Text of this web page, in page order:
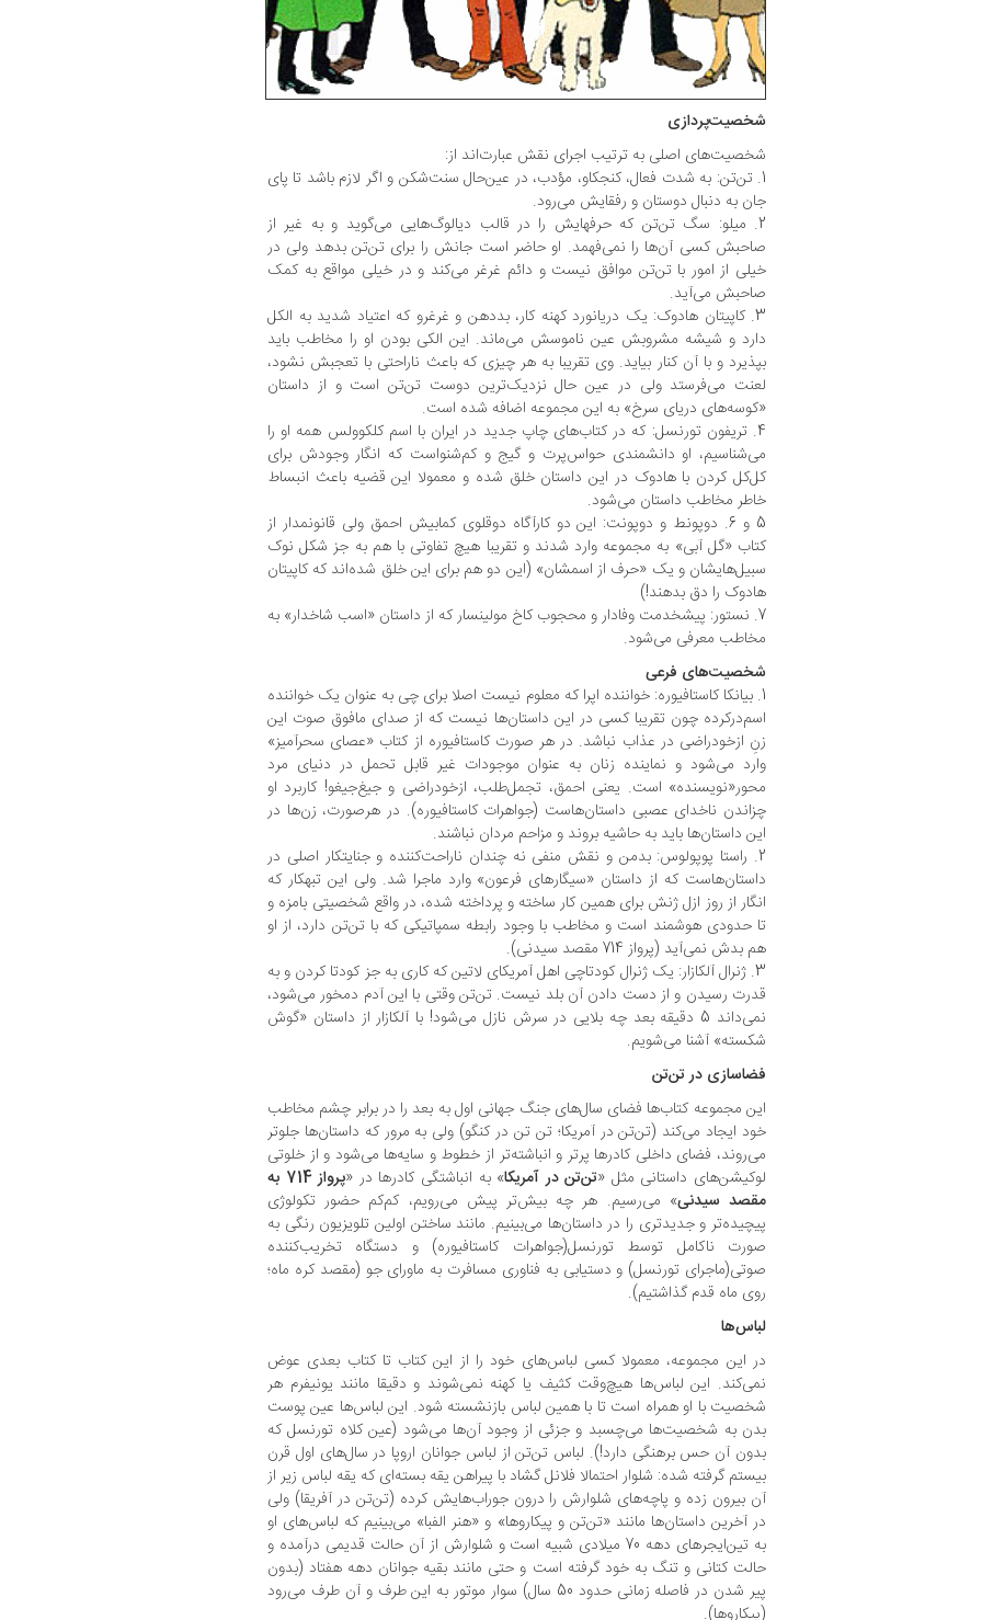
شخصیت‌پردازی
شخصیت‌های اصلی به ترتیب اجرای نقش‌ عبارت‌اند از:
1. تن‌تن: به شدت فعال، کنجکاو، مؤدب، در عین‌حال سنت‌شکن و اگر‌ لازم‌ باشد تا پای‌
جان‌ به‌ دنبال دوستان و رفقایش می‌رود.
2. میلو: سگ تن‌تن که حرفهایش را در قالب دیالوگ‌هایی می‌گوید و به غیر از
صاحبش کسی آن‌ها را نمی‌فهمد. او حاضر است جانش را برای تن‌تن بدهد‌ ولی‌ در
خیلی از امور با تن‌تن موافق نیست و دائم‌ غرغر می‌کند و در خیلی مواقع به کمک‌
صاحبش می‌آید.
3. کاپیتان هادوک: یک دریانورد کهنه کار، بددهن و غرغرو که اعتیاد شدید به‌ الکل‌
دارد و شیشه‌ مشروبش عین ناموسش می‌ماند. این الکی بودن او را مخاطب باید
بپذیرد و با آن کنار بیاید. وی‌ تقریبا به هر چیزی که‌ باعث ناراحتی با تعجبش نشود،
لعنت‌ می‌فرستد‌ ولی در عین حال نزدیک‌ترین دوست‌ تن‌تن است و از داستان
«کوسه‌های دریای‌ سرخ» به این مجموعه اضافه ‌‌شده‌ است.
4. تریفون تورنسل: که در کتاب‌های چاپ‌ جدید در ایران با اسم کلکوولس‌ همه‌ او‌ را
می‌شناسیم، او دانشمندی حواس‌پرت و گیج و کم‌شنواست که انگار وجودش برای‌
کل‌کل کردن با هادوک‌ در این داستان خلق‌ شده و معمولا این قضیه باعث انبساط
خاطر مخاطب داستان‌ می‌شود.
5 و 6. دوپونط و دوپونت: این‌ دو‌ کارآگاه‌ دوقلوی کمابیش احمق ولی قانونمدار از
کتاب «گل آبی» به مجموعه وارد شدند و تقریبا هیچ تفاوتی با هم به جز شکل نوک‌
سبیل‌هایشان و یک «حرف از اسمشان» (این دو هم‌ برای این خلق شده‌اند که کاپیتان‌
هادوک را دق بدهند!)
7. نستور: پیشخدمت وفادار و محجوب‌ کاخ مولینسار که از داستان «اسب شاخدار» به
مخاطب معرفی می‌شود.
شخصیت‌های فرعی
1. بیانکا کاستافیوره‌: خواننده‌ اپرا که‌ معلوم نیست اصلا برای چی به عنوان یک‌ خواننده
اسم‌درکرده چون تقریبا کسی در این داستان‌ها نیست که از صدای مافوق‌ صوت این
زنِ ازخودراضی در عذاب نباشد. در هر صورت‌ کاستافیوره‌ از کتاب «عصای‌ سحرآمیز»
وارد می‌شود و نماینده زنان به‌ عنوان موجودات غیر قابل تحمل در دنیای‌ مرد
محور«نویسنده» است. یعنی احمق، تجمل‌طلب، ‌ازخودراضی و جیغ‌جیغو! کاربرد او
چزاندن ناخدای‌ عصبی‌ داستان‌هاست (جواهرات کاستافیوره). در هرصورت، زن‌ها در
این داستان‌ها باید به‌ حاشیه بروند و مزاحم مردان نباشند.
2. راستا پوپولوس: بدمن و نقش منفی‌ نه چندان ناراحت‌کننده و جنایتکار اصلی در‌
داستان‌هاست‌ که از‌ داستان «سیگارهای‌ فرعون» وارد ماجرا‌ شد‌. ولی‌ این تبهکار که
انگار از روز ازل ژنش برای همین کار ساخته و پرداخته شده، در واقع شخصیتی‌ بامزه و
تا حدودی هوشمند‌ است‌ و مخاطب‌‌ با وجود رابطه سمپاتیکی که با تن‌تن دارد‌، از‌ او
هم بدش نمی‌آید (پرواز 714 مقصد سیدنی).
3. ژنرال آلکازار: یک ژنرال کودتاچی اهل‌‌ آمریکای‌ لاتین‌ که کاری به جز کودتا کردن‌ و به
قدرت رسیدن و از‌ دست دادن آن بلد نیست. تن‌تن وقتی با این آدم دمخور می‌شود،
نمی‌داند 5 دقیقه بعد چه بلایی‌ در‌ سرش‌ نازل می‌شود! با آلکازار از داستان‌ «گوش
شکسته» آشنا می‌شویم.
فضاسازی‌ در‌ تن‌تن
این مجموعه کتاب‌ها فضای سال‌های جنگ‌ جهانی اول به بعد را در برابر چشم مخاطب‌‌
خود‌ ایجاد‌ می‌کند (تن‌تن در آمریکا؛ تن تن در کنگو) ولی به مرور که داستان‌ها‌ جلوتر‌
می‌روند‌، فضای داخلی کادرها پرتر و انباشته‌تر از خطوط و سایه‌ها می‌شود و از خلوتی
لوکیشن‌های داستانی مثل‌‌ «تن‌تن‌ در‌ آمریکا» به انباشتگی کادرها در «
پرواز 714 به
مقصد سیدنی» می‌رسیم. هر چه بیش‌تر‌ پیش‌ می‌رویم، کم‌کم حضور تکولوژی
پیچیده‌تر و جدیدتری را در داستان‌ها می‌بینیم. مانند ساختن اولین‌‌ تلویزیون‌ رنگی‌ به
صورت ناکامل توسط تورنسل(جواهرات کاستافیوره) و دستگاه‌ تخریب‌کننده
صوتی(ماجرای تورنسل) و دستیابی به‌ فناوری‌ مسافرت به ماورای جو (مقصد کره ماه؛
روی ماه قدم گذاشتیم).
لباس‌ها
در‌ این‌ مجموعه‌، معمولا کسی لباس‌های خود را از این کتاب تا کتاب بعدی عوض
نمی‌کند. این لباس‌ها‌ هیچ‌وقت‌ کثیف یا کهنه نمی‌شوند و دقیقا مانند یونیفرم هر
شخصیت‌ با او‌ همراه است‌ تا‌ با همین لباس بازنشسته شود. این لباس‌ها عین پوست
بدن به شخصیت‌ها می‌چسبد و جزئی از‌ وجود‌ آن‌ها‌ می‌شود (عین کلاه تورنسل که
بدون آن حس برهنگی‌ دارد!). لباس تن‌تن‌ از‌ لباس جوانان اروپا در سال‌های اول قرن
بیستم گرفته شده: شلوار احتمالا فلانل گشاد با پیراهن‌ یقه‌ بسته‌ای‌ که یقه لباس زیر از
آن بیرون زده و پاچه‌های شلوارش‌ را‌ درون جوراب‌هایش کرده‌ (تن‌تن در آفریقا) ولی‌
در‌ آخرین‌ داستان‌ها مانند «تن‌تن و پیکاروها» و «هنر الفبا» می‌بینیم‌ که‌ لباس‌های او
به تین‌ایجرهای‌ دهه 70 میلادی شبیه است و شلوارش از آن حالت‌ قدیمی‌ درآمده و
حالت کتانی و تنگ به‌ خود‌ گرفته است‌ و حتی‌ مانند‌ بقیه‌ جوانان دهه هفتاد (بدون
پیر‌ شدن‌ در فاصله‌ زمانی حدود 50 سال) سوار موتور به این‌ طرف و آن‌ طرف‌ می‌رود
(پیکاروها).